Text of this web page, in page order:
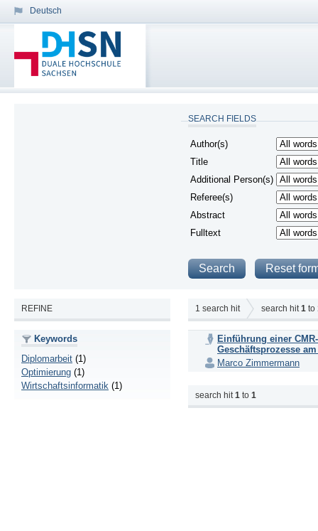
Deutsch
SEARCH FIELDS
Author(s)
Title
Additional Person(s)
Referee(s)
Abstract
Fulltext
REFINE
Keywords
Diplomarbeit (1)
Optimierung (1)
Wirtschaftsinformatik (1)
1 search hit search hit 1 to
Einführung einer
Geschäftsprozesse
Marco Zimmermann
search hit1 to 1